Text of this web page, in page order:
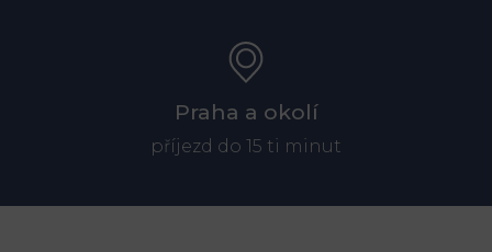
Praha a okolí
příjezd do 15 ti minut